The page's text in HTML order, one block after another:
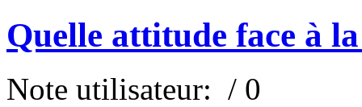
Quelle attitude face à
Note utilisateur: / 0